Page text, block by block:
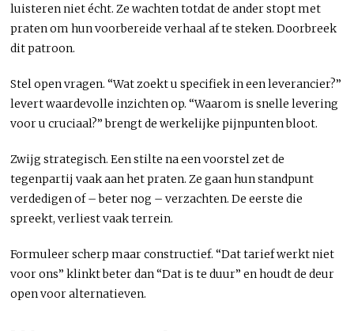
luisteren niet écht. Ze wachten totdat de ander stopt met
praten om hun voorbereide verhaal af te steken. Doorbreek
dit patroon.
Stel open vragen. “Wat zoekt u specifiek in een leverancier?”
levert waardevolle inzichten op. “Waarom is snelle levering
voor u cruciaal?” brengt de werkelijke pijnpunten bloot.
Zwijg strategisch. Een stilte na een voorstel zet de
tegenpartij vaak aan het praten. Ze gaan hun standpunt
verdedigen of – beter nog – verzachten. De eerste die
spreekt, verliest vaak terrein.
Formuleer scherp maar constructief. “Dat tarief werkt niet
voor ons” klinkt beter dan “Dat is te duur” en houdt de deur
open voor alternatieven.